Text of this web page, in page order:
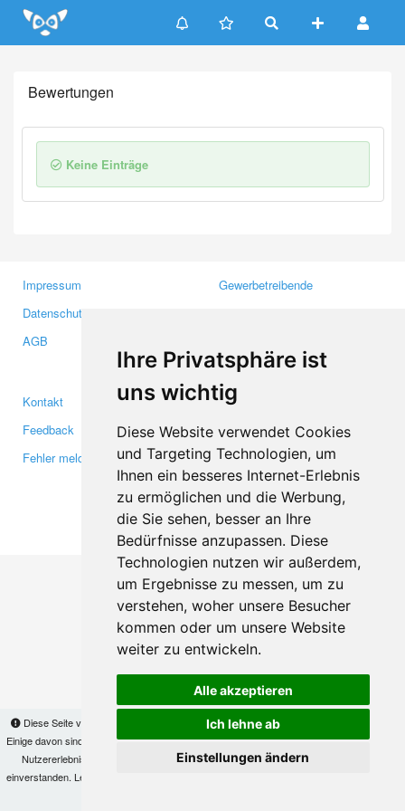
Ihre Privatsphäre ist
uns wichtig
Diese Website verwendet Cookies
und Targeting Technologien, um
Ihnen ein besseres Internet-Erlebnis
zu ermöglichen und die Werbung,
die Sie sehen, besser an Ihre
Bedürfnisse anzupassen. Diese
Technologien nutzen wir außerdem,
um Ergebnisse zu messen, um zu
verstehen, woher unsere Besucher
kommen oder um unsere Website
weiter zu entwickeln.
Alle akzeptieren
Ich lehne ab
Einstellungen ändern
Update cookies preferences
Diese Seite verwendet Cookies, um Informationen auf Ihrem Computer zu speichern.
Einige davon sind notwendig, damit unsere Seite funktioniert, andere helfen uns dabei, das
Nutzererlebnis zu verbessern. Mit der Nutzung dieser Seite erklären Sie sich damit
einverstanden. Lesen Sie unsere
Bewertungen
Keine Einträge
Impressum
Datenschutzerklärung
AGB
Gewerbetreibende
Medien
Kontakt
Feedback
Fehler melden
Facebook
Twitter
YouTube
Google+
Makis© Copyright 2026